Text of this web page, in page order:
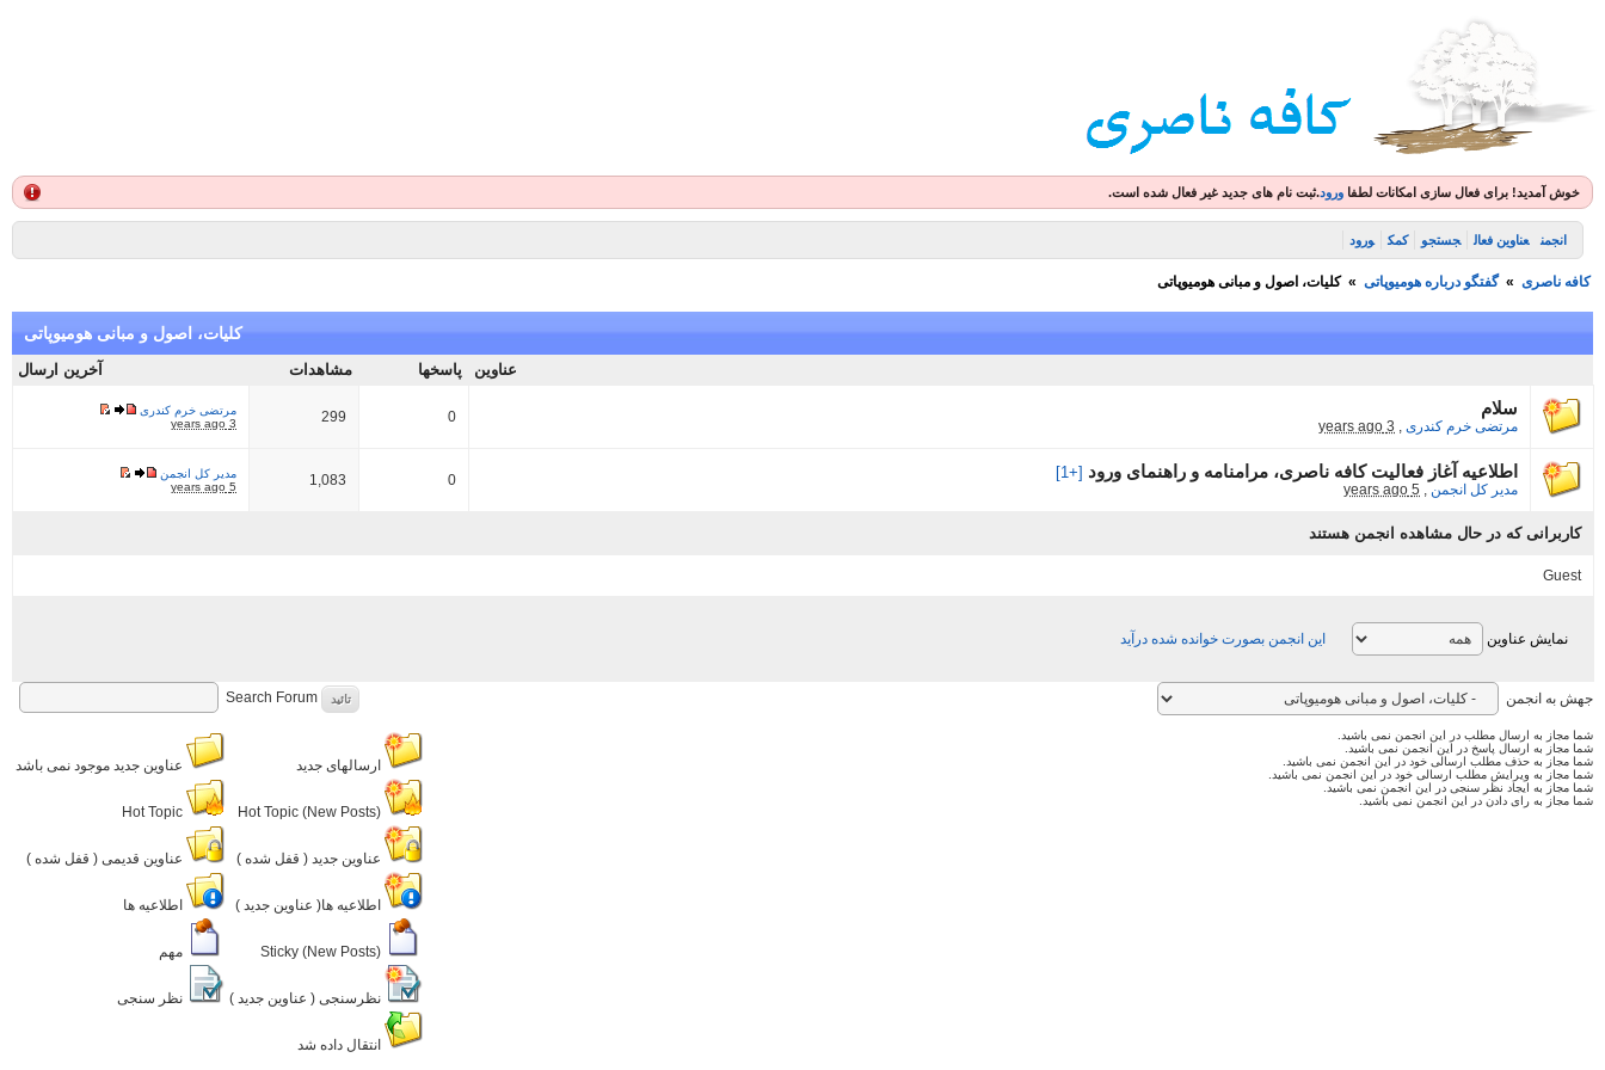
خوش آمدید! برای فعال سازی امکانات لطفا ورود.ثبت نام های جدید غیر فعال شده است.
انجمن عناوین فعال جستجو کمک ورود
کافه ناصری » گفتگو درباره هومیوپاتی » کلیات، اصول و مبانی هومیوپاتی
کلیات، اصول و مبانی هومیوپاتی
عناوین پاسخها مشاهدات آخرین ارسال
سلام
مرتضی خرم کندری ,
3 years ago
0
299
مرتضی خرم کندری
3 years ago
اطلاعیه آغاز فعالیت کافه ناصری، مرامنامه و راهنمای ورود [+1]
مدیر کل انجمن ,
5 years ago
0
1,083
مدیر کل انجمن
5 years ago
کاربرانی که در حال مشاهده انجمن هستند
Guest
نمایش عناوین این انجمن بصورت خوانده شده درآید
Search Forum تائید جهش به انجمن
ارسالهای جدید عناوین جدید موجود نمی باشد
عناوین جدید ( قفل شده ) عناوین قدیمی ( قفل شده )
اطلاعیه ها( عناوین جدید ) اطلاعیه ها
مهم
نظرسنجی ( عناوین جدید ) نظر سنجی
انتقال داده شد
شما مجاز به ارسال مطلب در این انجمن نمی باشید.
شما مجاز به ارسال پاسخ در این انجمن نمی باشید.
شما مجاز به حذف مطلب ارسالی خود در این انجمن نمی باشید.
شما مجاز به ویرایش مطلب ارسالی خود در این انجمن نمی باشید.
شما مجاز به ایجاد نظر سنجی در این انجمن نمی باشید.
شما مجاز به رای دادن در این انجمن نمی باشید.